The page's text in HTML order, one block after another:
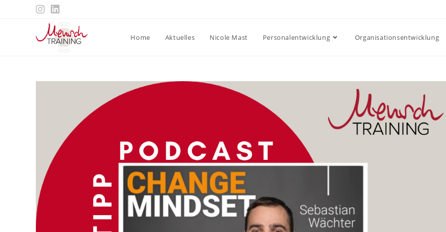
Home Aktuelles Nicole Mast Personalentwicklung Organisationsentwicklung